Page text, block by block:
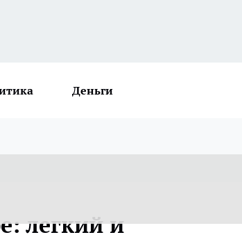
Деньги
легкий и